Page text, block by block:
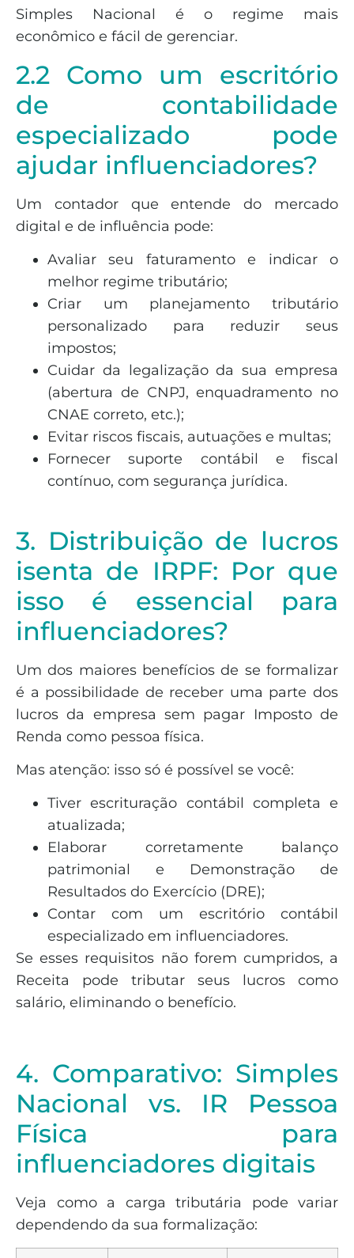
Simples Nacional é o regime mais
econômico e fácil de gerenciar.
2.2 Como um escritório
de contabilidade
especializado pode
ajudar influenciadores?
Um contador que entende do mercado
digital e de influência pode:
Avaliar seu faturamento e indicar o
melhor regime tributário;
Criar um planejamento tributário
personalizado para reduzir seus
impostos;
Cuidar da legalização da sua empresa
(abertura de CNPJ, enquadramento no
CNAE correto, etc.);
Evitar riscos fiscais, autuações e multas;
Fornecer suporte contábil e fiscal
contínuo, com segurança jurídica.
3. Distribuição de lucros
isenta de IRPF: Por que
isso é essencial para
influenciadores?
Um dos maiores benefícios de se formalizar
é a possibilidade de receber uma parte dos
lucros da empresa sem pagar Imposto de
Renda como pessoa física.
Mas atenção: isso só é possível se você:
Tiver escrituração contábil completa e
atualizada;
Elaborar corretamente balanço
patrimonial e Demonstração de
Resultados do Exercício (DRE);
Contar com um escritório contábil
especializado em influenciadores.
Se esses requisitos não forem cumpridos, a
Receita pode tributar seus lucros como
salário, eliminando o benefício.
4. Comparativo: Simples
Nacional vs. IR Pessoa
Física para
influenciadores digitais
Veja como a carga tributária pode variar
dependendo da sua formalização: